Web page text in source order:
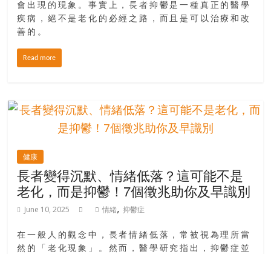
會出現的現象。事實上，長者抑鬱是一種真正的醫學
疾病，絕不是老化的必經之路，而且是可以治療和改
善的。
Read more
健康
長者變得沉默、情緒低落？這可能不是
老化，而是抑鬱！7個徵兆助你及早識別
June 10, 2025 情緒,抑鬱症
在一般人的觀念中，長者情緒低落，常被視為理所當
然的「老化現象」。然而，醫學研究指出，抑鬱症並